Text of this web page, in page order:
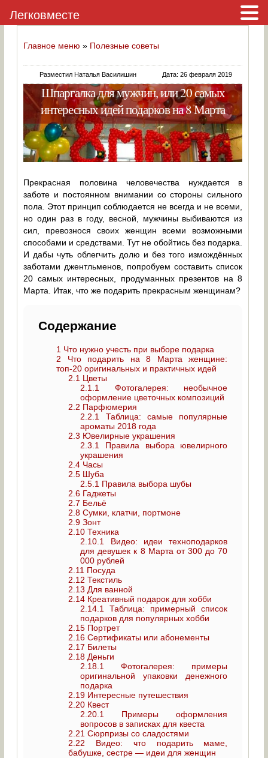
Главное меню » Полезные советы
Разместил Наталья Василишин Дата: 26 февраля 2019
Шпаргалка для мужчин, или 20 самых
интересных идей подарков на 8 Марта
Прекрасная половина человечества нуждается в
заботе и постоянном внимании со стороны сильного
пола. Этот принцип соблюдается не всегда и не всеми,
но один раз в году, весной, мужчины выбиваются из
сил, превознося своих женщин всеми возможными
способами и средствами. Тут не обойтись без подарка.
И дабы чуть облегчить долю и без того измождённых
заботами джентльменов, попробуем составить список
20 самых интересных, продуманных презентов на 8
Марта. Итак, что же подарить прекрасным женщинам?
Содержание
1 Что нужно учесть при выборе подарка
2 Что подарить на 8 Марта женщине:
топ-20 оригинальных и практичных идей
2.1 Цветы
2.1.1
Фотогалерея: необычное
оформление цветочных композиций
2.2 Парфюмерия
2.2.1
Таблица: самые популярные
ароматы 2018 года
2.3 Ювелирные украшения
2.3.1
Правила выбора ювелирного
украшения
2.4 Часы
2.5 Шуба
2.5.1 Правила выбора шубы
2.6 Гаджеты
2.7 Бельё
2.8 Сумки, клатчи, портмоне
2.9 Зонт
2.10 Техника
2.10.1
Видео: идеи техноподарков
для девушек к 8 Марта от 300 до 70
000 рублей
2.11 Посуда
2.12 Текстиль
2.13 Для ванной
2.14 Креативный подарок для хобби
2.14.1
Таблица: примерный список
подарков для популярных хобби
2.15 Портрет
2.16 Сертификаты или абонементы
2.17 Билеты
2.18 Деньги
2.18.1
Фотогалерея: примеры
оригинальной упаковки денежного
подарка
2.19 Интересные путешествия
2.20 Квест
2.20.1
Примеры оформления
вопросов в записках для квеста
2.21 Сюрпризы со сладостями
2.22 Видео: что подарить маме,
бабушке, сестре — идеи для женщин
Легковместе